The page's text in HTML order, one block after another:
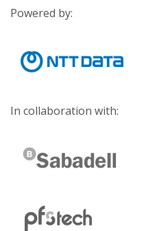
Powered by:
In collaboration with: